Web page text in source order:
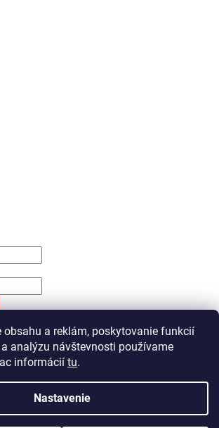
obsahu a reklám, poskytovanie funkcií
analýzu návštevnosti používame
informácií tu.
Nastavenie
heslo